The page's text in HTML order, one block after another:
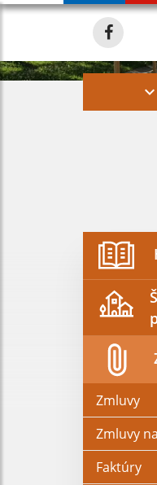
Zmluvy
Zmluvy
Faktúry